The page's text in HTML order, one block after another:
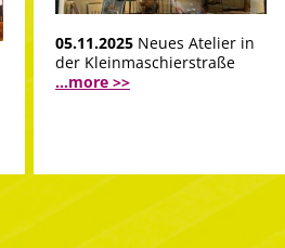
05.11.2025 Neues Atelier in
der Kleinmaschierstraße
...more >>